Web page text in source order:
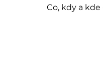
Co, kdy a